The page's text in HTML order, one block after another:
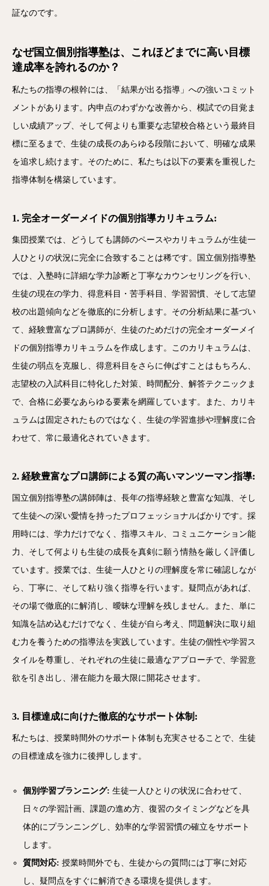
証なのです。
なぜ国立個別指導塾は、これほどまでに高い目標
達成率を誇れるのか？
私たちの指導の根幹には、「結果が出る指導」への強いコミット
メントがあります。内申点のわずかな改善から、模試での目覚ま
しい成績アップ、そして何よりも重要な志望校合格という最終目
標に至るまで、生徒の成長のあらゆる段階において、明確な成果
を追求し続けます。そのために、私たちは以下の要素を重視した
指導体制を構築しています。
1. 完全オーダーメイドの個別指導カリキュラム:
集団授業では、どうしても講師のペースやカリキュラムが生徒一
人ひとりの状況に完全に合致することは稀です。国立個別指導塾
では、入塾時に詳細な学力診断と丁寧なカウンセリングを行い、
生徒の現在の学力、得意科目・苦手科目、学習習慣、そして志望
校の出題傾向などを徹底的に分析します。その分析結果に基づい
て、経験豊富なプロ講師が、生徒のためだけの完全オーダーメイ
ドの個別指導カリキュラムを作成します。このカリキュラムは、
生徒の弱点を克服し、得意科目をさらに伸ばすことはもちろん、
志望校の入試科目に特化した対策、時間配分、解答テクニックま
で、合格に必要なあらゆる要素を網羅しています。また、カリキ
ュラムは固定されたものではなく、生徒の学習進捗や理解度に合
わせて、常に最適化されていきます。
2. 経験豊富なプロ講師による質の高いマンツーマン指導:
国立個別指導塾の講師陣は、長年の指導経験と豊富な知識、そし
て生徒への深い愛情を持ったプロフェッショナルばかりです。採
用時には、学力だけでなく、指導スキル、コミュニケーション能
力、そして何よりも生徒の成長を真剣に願う情熱を厳しく評価し
ています。授業では、生徒一人ひとりの理解度を常に確認しなが
ら、丁寧に、そして粘り強く指導を行います。疑問点があれば、
その場で徹底的に解消し、曖昧な理解を残しません。また、単に
知識を詰め込むだけでなく、生徒が自ら考え、問題解決に取り組
む力を養うための指導法を実践しています。生徒の個性や学習ス
タイルを尊重し、それぞれの生徒に最適なアプローチで、学習意
欲を引き出し、潜在能力を最大限に開花させます。
3. 目標達成に向けた徹底的なサポート体制:
私たちは、授業時間外のサポート体制も充実させることで、生徒
の目標達成を強力に後押しします。
個別学習プランニング: 生徒一人ひとりの状況に合わせて、
日々の学習計画、課題の進め方、復習のタイミングなどを具
体的にプランニングし、効率的な学習習慣の確立をサポート
します。
質問対応: 授業時間外でも、生徒からの質問には丁寧に対応
し、疑問点をすぐに解消できる環境を提供します。